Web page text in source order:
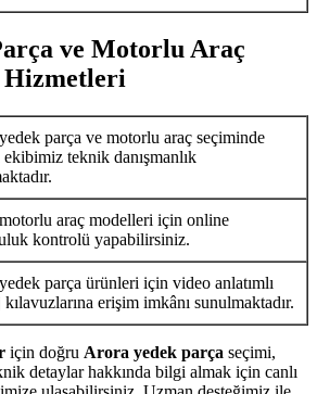
ve Motorlu Araç
Hizmetleri
parça ve motorlu araç seçiminde
ekibimiz teknik danışmanlık
araç modelleri için online
kontrolü yapabilirsiniz.
parça ürünleri için video anlatımlı
erişim imkânı sunulmaktadır.
için doğru Arora yedek parça seçimi,
detaylar hakkında bilgi almak için canlı